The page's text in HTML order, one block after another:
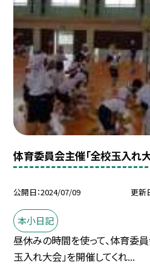
体育委員会主催「全校玉入れ
公開日 2024/07/09 更新
本小日記
昼休みの時間を使って、体育委
玉入れ大会」を開催してくれ...